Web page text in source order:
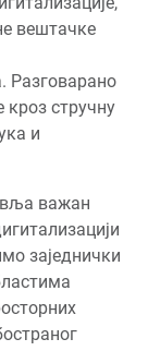
вештачке
Разговарано
кроз стручну
и
важан
заједнички